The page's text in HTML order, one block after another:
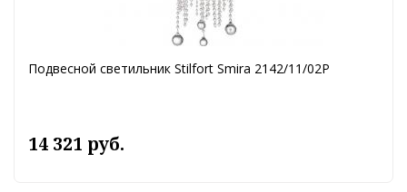
Подвесной светильник Stilfort Smira 2142/11/02P
14 321 руб.